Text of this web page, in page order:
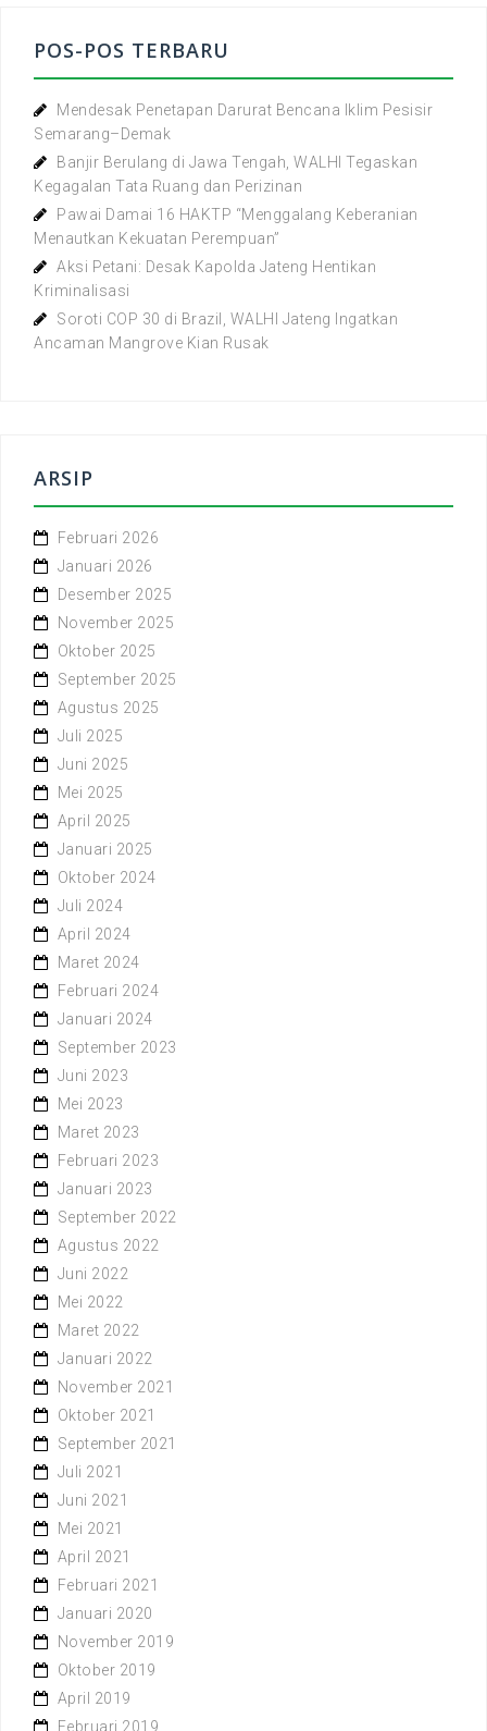
POS-POS TERBARU
Mendesak Penetapan Darurat Bencana Iklim Pesisir
Semarang–Demak
Banjir Berulang di Jawa Tengah, WALHI Tegaskan
Kegagalan Tata Ruang dan Perizinan
Pawai Damai 16 HAKTP “Menggalang Keberanian
Menautkan Kekuatan Perempuan”
Aksi Petani: Desak Kapolda Jateng Hentikan
Kriminalisasi
Soroti COP 30 di Brazil, WALHI Jateng Ingatkan
Ancaman Mangrove Kian Rusak
ARSIP
Februari 2026
Januari 2026
Desember 2025
November 2025
Oktober 2025
September 2025
Agustus 2025
Juli 2025
Juni 2025
Mei 2025
April 2025
Januari 2025
Oktober 2024
Juli 2024
April 2024
Maret 2024
Februari 2024
Januari 2024
September 2023
Juni 2023
Mei 2023
Maret 2023
Februari 2023
Januari 2023
September 2022
Agustus 2022
Juni 2022
Mei 2022
Maret 2022
Januari 2022
November 2021
Oktober 2021
September 2021
Juli 2021
Juni 2021
Mei 2021
April 2021
Februari 2021
Januari 2020
November 2019
Oktober 2019
April 2019
Februari 2019